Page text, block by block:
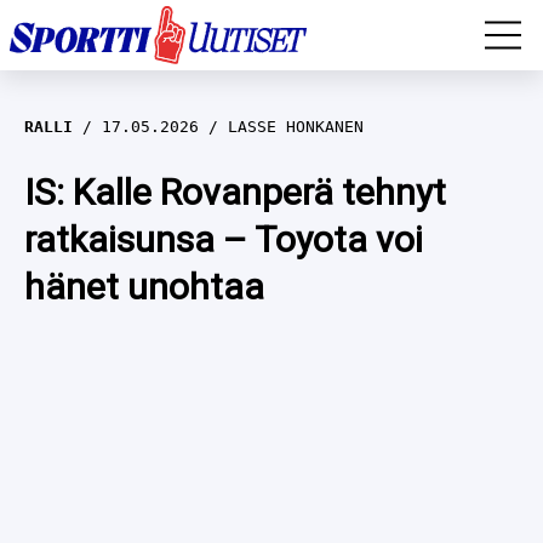
EM-YLEISURHEILU
JÄÄKIEKKO
YLEISURHEILU
WILMA HELTELÄ
TALVILAJIT
RALLI 17.05.2026 LASSE HONKANEN
IS: Kalle Rovanperä tehnyt
ratkaisunsa – Toyota voi
hänet unohtaa